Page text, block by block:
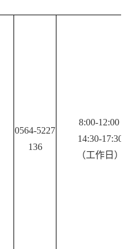
0564-5227
136
8:00-12:00
14:30-17:30
（工作日）